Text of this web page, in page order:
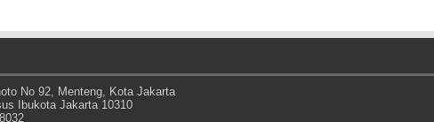
No 92, Menteng, Kota Jakarta
Ibukota Jakarta 10310